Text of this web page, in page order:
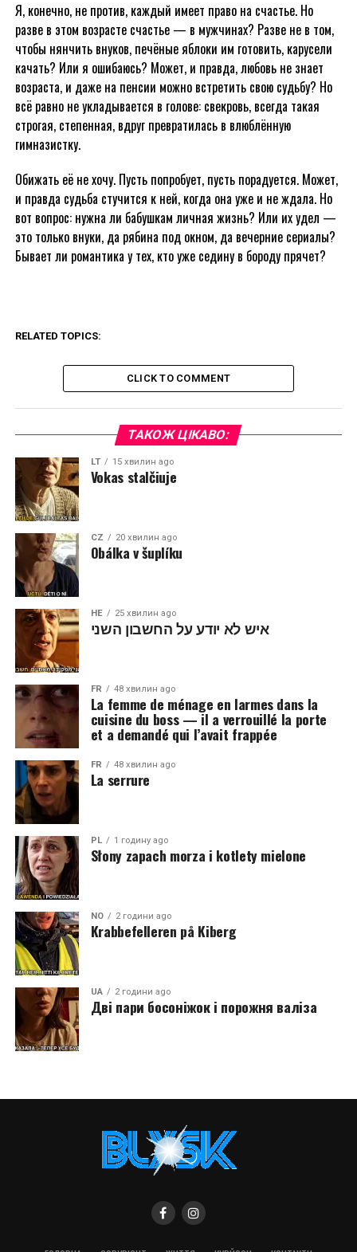
Я, конечно, не против, каждый имеет право на счастье. Но
разве в этом возрасте счастье — в мужчинах? Разве не в том,
чтобы нянчить внуков, печёные яблоки им готовить, карусели
качать? Или я ошибаюсь? Может, и правда, любовь не знает
возраста, и даже на пенсии можно встретить свою судьбу? Но
всё равно не укладывается в голове: свекровь, всегда такая
строгая, степенная, вдруг превратилась в влюблённую
гимназистку.
Обижать её не хочу. Пусть попробует, пусть порадуется. Может,
и правда судьба стучится к ней, когда она уже и не ждала. Но
вот вопрос: нужна ли бабушкам личная жизнь? Или их удел —
это только внуки, да рябина под окном, да вечерние сериалы?
Бывает ли романтика у тех, кто уже седину в бороду прячет?
RELATED TOPICS:
CLICK TO COMMENT
ТАКОЖ ЦІКАВО:
LT 15 хвилин ago
Vokas stalčiuje
CZ 20 хвилин ago
Obálka v šuplíku
HE 25 хвилин ago
איש לא יודע על החשבון השני
FR 48 хвилин ago
La femme de ménage en larmes dans la
cuisine du boss — il a verrouillé la porte
et a demandé qui l’avait frappée
FR 48 хвилин ago
La serrure
PL 1 годину ago
Słony zapach morza i kotlety mielone
NO 2 години ago
Krabbefelleren på Kiberg
UA 2 години ago
Дві пари босоніжок і порожня валіза